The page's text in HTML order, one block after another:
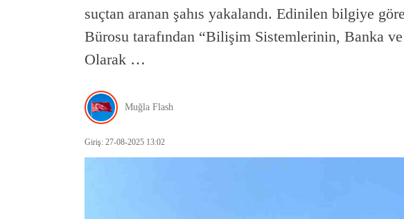
suçtan aranan şahıs yakalandı. Edinilen bilgiye
Bürosu tarafından “Bilişim Sistemlerinin, Banka
Olarak …
Muğla Flash
Giriş: 27-08-2025 13:02